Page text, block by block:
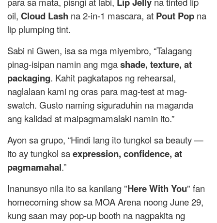
oil, Cloud Lash na 2-in-1 mascara, at Pout Pop na
lip plumping tint.
Sabi ni Gwen, isa sa mga miyembro, “Talagang
pinag-isipan namin ang mgashade, texture, at
packaging. Kahit pagkatapos ng rehearsal,
naglalaan kami ng oras para mag-test at mag-
swatch. Gusto naming siguraduhin na maganda
ang kalidad at maipagmamalaki namin ito.”
Ayon sa grupo, “Hindi lang ito tungkol sa beauty —
ito ay tungkol saexpression, confidence, at
pagmamahal.”
Inanunsyo nila ito sa kanilang "Here With You" fan
homecoming show sa MOA Arena noong June 29,
kung saan may pop-up booth na nagpakita ng